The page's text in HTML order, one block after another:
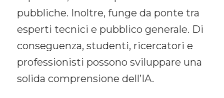
pubbliche. Inoltre, funge da ponte tra
esperti tecnici e pubblico generale. Di
conseguenza, studenti, ricercatori e
professionisti possono sviluppare una
solida comprensione dell’IA.